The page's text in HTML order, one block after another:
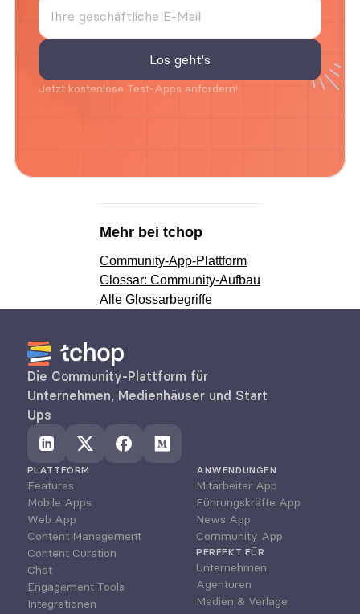
Jetzt kostenlose Test-Apps anfordern!
Mehr bei tchop
Community-App-Plattform
Glossar: Community-Aufbau
Alle Glossarbegriffe
Die Community-Plattform für
Unternehmen, Medienhäuser und Start
Ups
PLATTFORM
Features
Mobile Apps
Web App
Content Management
Content Curation
Chat
Engagement Tools
Integrationen
ANWENDUNGEN
Mitarbeiter App
Führungskräfte App
News App
Community App
PERFEKT FÜR
Unternehmen
Agenturen
Medien & Verlage